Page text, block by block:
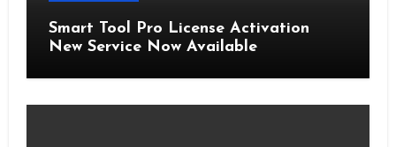
Smart Tool Pro License Activation
New Service Now Available